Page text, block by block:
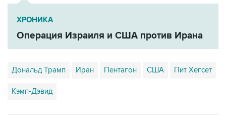
ХРОНИКА
Операция Израиля и США против Ирана
Дональд Трамп Иран Пентагон США Пит Хегсет
Кэмп-Дэвид